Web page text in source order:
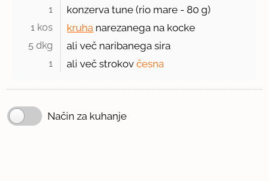
1 konzerva tune (rio mare -80 g)
1 kos kruha narezanega na kocke
5 dkg ali več naribanega sira
1 ali več strokovčesna
Način za kuhanje